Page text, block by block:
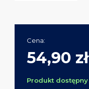
Cena:
54,90 zł
Produkt dostępny